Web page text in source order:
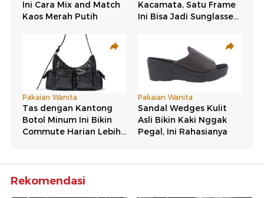
Rekomendasi